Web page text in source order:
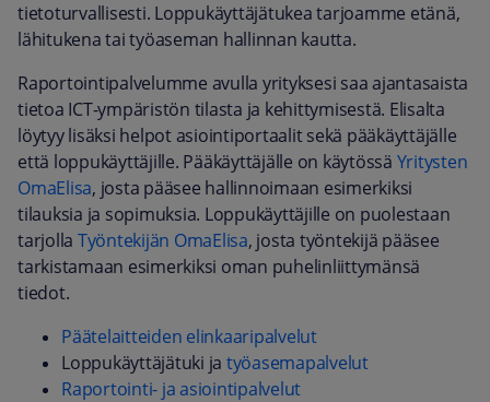
tietoturvallisesti. Loppukäyttäjätukea tarjoamme etänä,
lähitukena tai työaseman hallinnan kautta.
Raportointipalvelumme avulla yrityksesi saa ajantasaista
tietoa ICT-ympäristön tilasta ja kehittymisestä. Elisalta
löytyy lisäksi helpot asiointiportaalit sekä pääkäyttäjälle
että loppukäyttäjille. Pääkäyttäjälle on käytössä Yritysten
OmaElisa, josta pääsee hallinnoimaan esimerkiksi
tilauksia ja sopimuksia. Loppukäyttäjille on puolestaan
tarjolla Työntekijän OmaElisa, josta työntekijä pääsee
tarkistamaan esimerkiksi oman puhelinliittymänsä
tiedot.
Päätelaitteiden elinkaaripalvelut
Loppukäyttäjätuki ja työasemapalvelut
Raportointi- ja asiointipalvelut